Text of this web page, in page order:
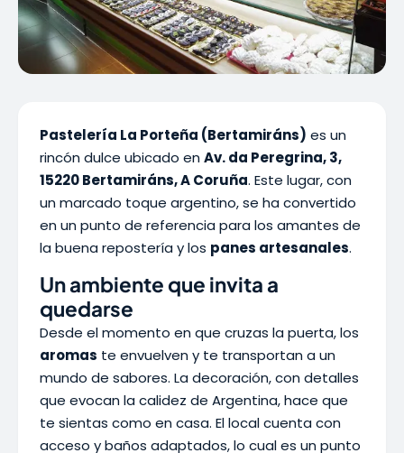
Pastelería La Porteña (Bertamiráns) es un
rincón dulce ubicado en Av. da Peregrina, 3,
15220 Bertamiráns, A Coruña. Este lugar, con
un marcado toque argentino, se ha convertido
en un punto de referencia para los amantes de
la buena repostería y los panes artesanales.
Un ambiente que invita a
quedarse
Desde el momento en que cruzas la puerta, los
aromas te envuelven y te transportan a un
mundo de sabores. La decoración, con detalles
que evocan la calidez de Argentina, hace que
te sientas como en casa. El local cuenta con
acceso y baños adaptados, lo cual es un punto